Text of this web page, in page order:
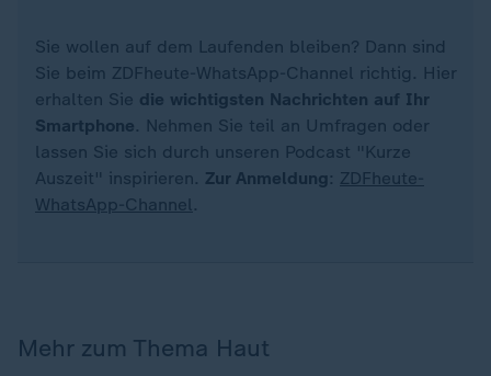
Sie wollen auf dem Laufenden bleiben? Dann sind
Sie beim ZDFheute-WhatsApp-Channel richtig. Hier
erhalten Sie die wichtigsten Nachrichten auf Ihr
Smartphone. Nehmen Sie teil an Umfragen oder
lassen Sie sich durch unseren Podcast "Kurze
Auszeit" inspirieren. Zur Anmeldung : ZDFheute-
WhatsApp-Channel.
Mehr zum Thema Haut